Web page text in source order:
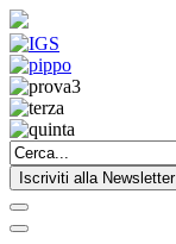
Iscriviti alla Newsletter